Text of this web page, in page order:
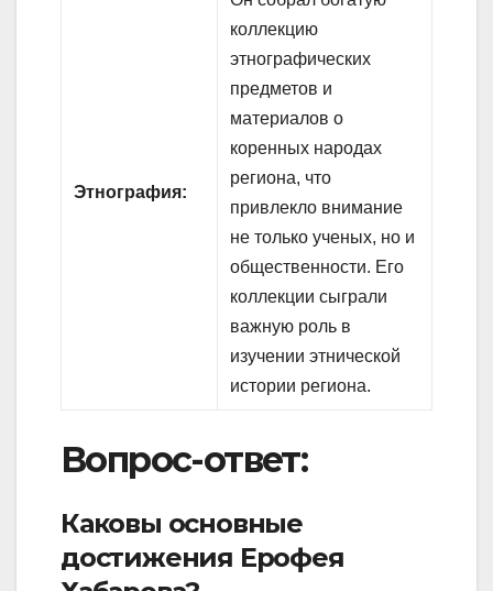
Этнография:
коллекцию
этнографических
предметов и
материалов о
коренных народах
региона, что
привлекло внимание
не только ученых, но и
общественности. Его
коллекции сыграли
важную роль в
изучении этнической
истории региона.
Вопрос-ответ:
Каковы основные
достижения Ерофея